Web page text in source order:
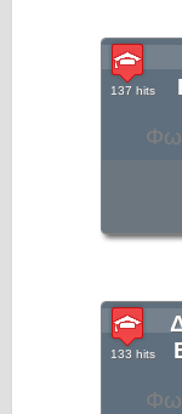
137 hits
133 hits